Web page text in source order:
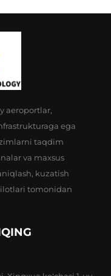
aeroportlar,
ega
taqdim
va maxsus
kuzatish
tomonidan